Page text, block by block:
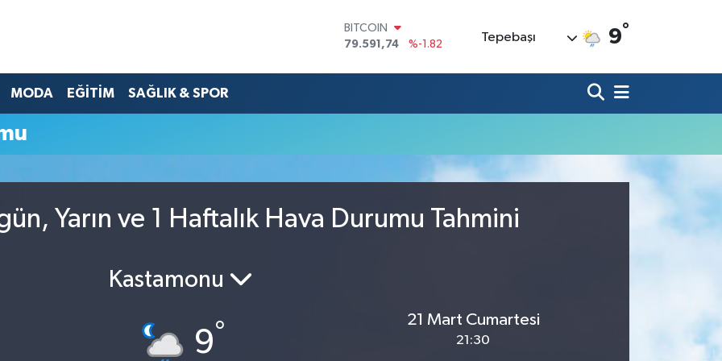
BITCOIN
79.591,74
%-1.82
45,43620
%0.02
%0.19
Tepebaşı 9°
MODA EĞİTİM SAĞLIK & SPOR
Yarın ve 1 Haftalık Hava Durumu Tahmini
Kastamonu
9°
21 Mart Cumartesi
21:30